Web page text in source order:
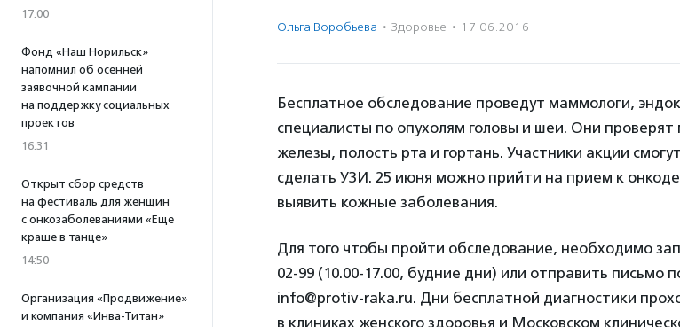
17:00
Фонд «Наш Норильск»
напомнил об осенней
заявочной кампании
на поддержку социальных
проектов
16:31
Открыт сбор средств
на фестиваль для женщин
с онкозаболеваниями «Еще
краше в танце»
14:50
Организация «Продвижение»
и компания «Инва-Титан»
Ольга Воробьева · Здоровье · 17.06.2016
Бесплатное обследование проведут маммологи,
специалисты по опухолям головы и шеи. Они
железы, полость рта и гортань. Участники акции
сделать УЗИ. 25 июня можно прийти на прием к
выявить кожные заболевания.
Для того чтобы пройти обследование, необходимо
02-99 (10.00-17.00, будние дни) или отправить письмо
info@protiv-raka.ru. Дни бесплатной диагностики
в клиниках женского здоровья и Московском